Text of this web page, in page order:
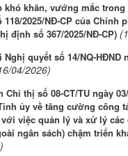
khó khăn, vướng mắc
2025/NĐ-CP của Chính
định số 367/2025/NĐ-CP)
Nghị quyết số 14/NQ-HĐND
04/2026)
Chỉ thị số 08-CT/TU ngày
ủy về tăng cường công
việc quản lý và xử lý
ngân sách) chậm triển